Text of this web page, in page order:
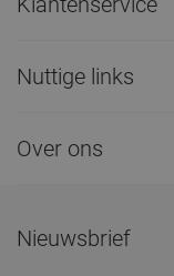
Nuttige links
Over ons
Nieuwsbrief